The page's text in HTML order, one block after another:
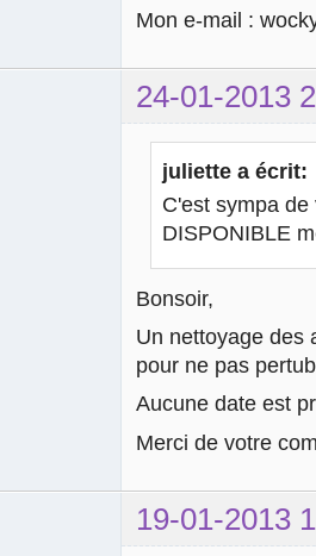
Mon e-mail :
24-01-2013
juliette a écrit:
C'est sympa
DISPONIBLE
Bonsoir,
Un nettoyage des
pour ne pas
Aucune date est
Merci de votre
19-01-2013